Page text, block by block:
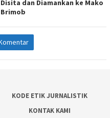
Disita dan Diamankan ke Mako
Brimob
KODE ETIK JURNALISTIK
KONTAK KAMI